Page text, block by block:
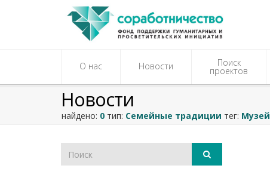
О нас Новости Поиск
проектов
Новости
найдено: 0 тип: Семейные традиции тег: Музей